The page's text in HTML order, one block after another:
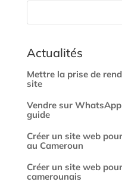
Actualités
Mettre la prise de
site
Vendre sur
guide
Créer un site web
au Cameroun
Créer un site web
camerounais